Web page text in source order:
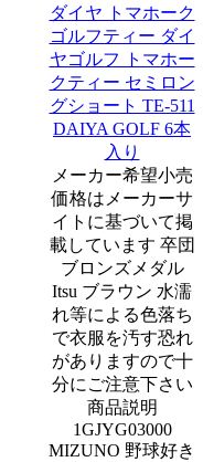
ダイヤ トマホーク
ゴルフティー ダイ
ヤゴルフ トマホー
クティー セミロン
グショート TE-511
DAIYA GOLF 6本
入り
メーカー希望小売
価格はメーカーサ
イトに基づいて掲
載しています 卒団
ブロンズメダル
Itsu ブラウン 水濡
れ等による色落ち
で衣服を汚す恐れ
がありますので十
分にご注意下さい
商品説明
1GJYG03000
MIZUNO 野球好き